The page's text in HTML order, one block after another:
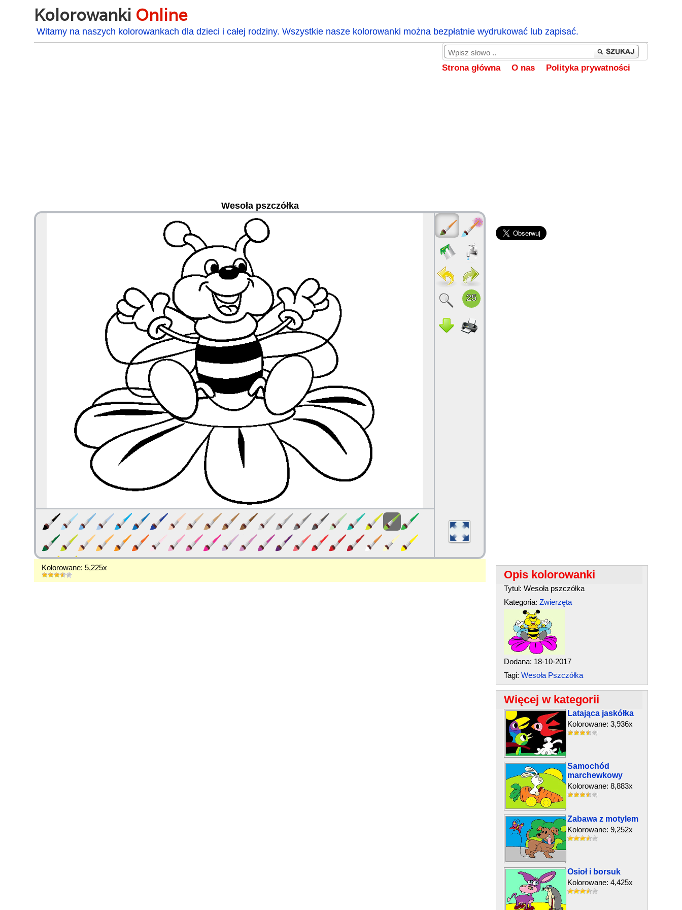
Kolorowanki Online
Witamy na naszych kolorowankach dla dzieci i całej rodziny. Wszystkie nasze kolorowanki można bezpłatnie wydrukować lub zapisać.
Strona główna O nas Polityka prywatności
Wesoła pszczółka
Kolorowane: 5,225x
Opis kolorowanki
Tytul: Wesoła pszczółka
Kategoria: Zwierzęta
Dodana: 18-10-2017
Tagi: Wesoła Pszczółka
Więcej w kategorii
Latająca jaskółka
Kolorowane: 3,936x
Samochód
marchewkowy
Kolorowane: 8,883x
Zabawa z motylem
Kolorowane: 9,252x
Osioł i borsuk
Kolorowane: 4,425x